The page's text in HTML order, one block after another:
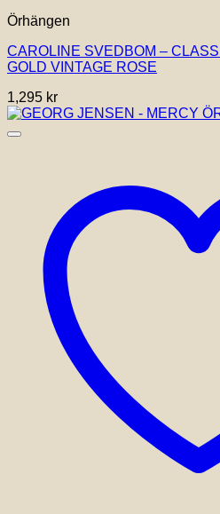
Örhängen
CAROLINE SVEDBOM –
GOLD VINTAGE ROSE
1,295 kr